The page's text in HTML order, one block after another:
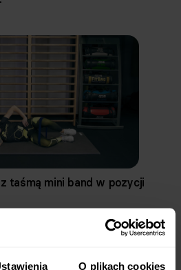
O plikach cookies
taśmą mini band w pozycji